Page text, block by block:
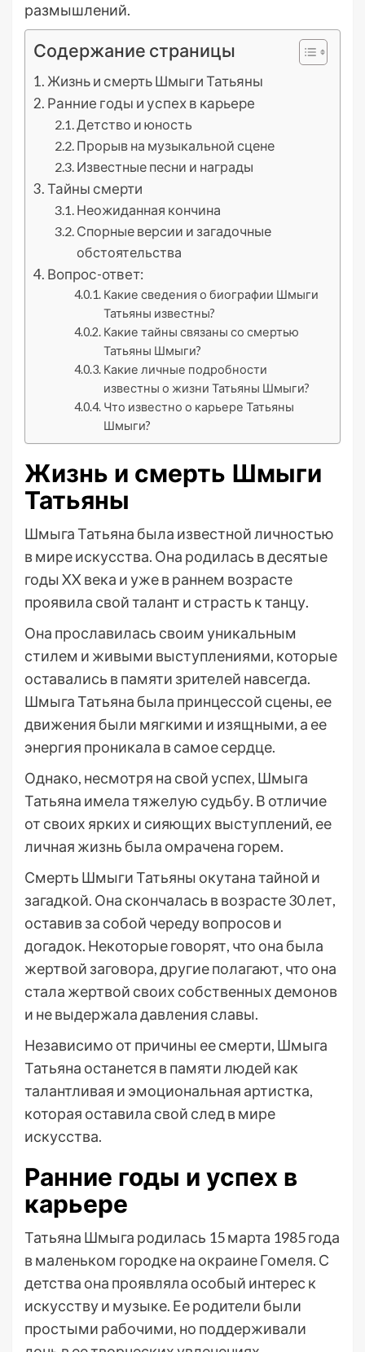
размышлений.
Содержание страницы
Жизнь и смерть Шмыги Татьяны
Ранние годы и успех в карьере
Детство и юность
Прорыв на музыкальной сцене
Известные песни и награды
Тайны смерти
Неожиданная кончина
Спорные версии и загадочные
обстоятельства
Вопрос-ответ:
Какие сведения о биографии Шмыги
Татьяны известны?
Какие тайны связаны со смертью
Татьяны Шмыги?
Какие личные подробности
известны о жизни Татьяны Шмыги?
Что известно о карьере Татьяны
Шмыги?
Жизнь и смерть Шмыги
Татьяны
Шмыга Татьяна была известной личностью
в мире искусства. Она родилась в десятые
годы XX века и уже в раннем возрасте
проявила свой талант и страсть к танцу.
Она прославилась своим уникальным
стилем и живыми выступлениями, которые
оставались в памяти зрителей навсегда.
Шмыга Татьяна была принцессой сцены, ее
движения были мягкими и изящными, а ее
энергия проникала в самое сердце.
Однако, несмотря на свой успех, Шмыга
Татьяна имела тяжелую судьбу. В отличие
от своих ярких и сияющих выступлений, ее
личная жизнь была омрачена горем.
Смерть Шмыги Татьяны окутана тайной и
загадкой. Она скончалась в возрасте 30 лет,
оставив за собой череду вопросов и
догадок. Некоторые говорят, что она была
жертвой заговора, другие полагают, что она
стала жертвой своих собственных демонов
и не выдержала давления славы.
Независимо от причины ее смерти, Шмыга
Татьяна останется в памяти людей как
талантливая и эмоциональная артистка,
которая оставила свой след в мире
искусства.
Ранние годы и успех в
карьере
Татьяна Шмыга родилась 15 марта 1985 года
в маленьком городке на окраине Гомеля. С
детства она проявляла особый интерес к
искусству и музыке. Ее родители были
простыми рабочими, но поддерживали